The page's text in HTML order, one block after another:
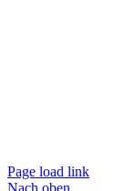
Page load link
Nach oben